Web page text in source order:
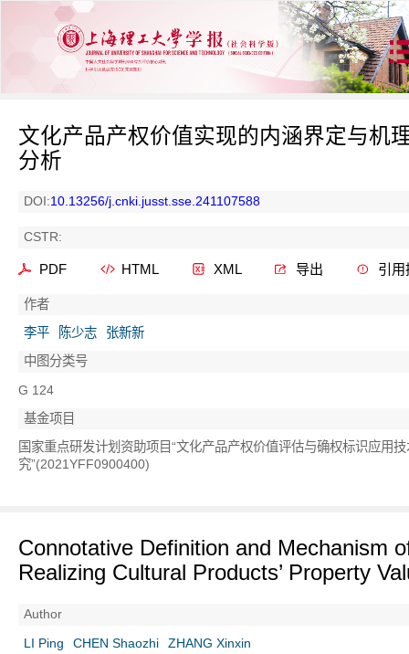
文化产品产权价值实现的内涵界定与机
分析
DOI:10.13256/j.cnki.jusst.sse.241107588
CSTR:
PDF HTML XML 导出 引用
作者
李平
陈少志
张新新
中图分类号
G 124
基金项目
国家重点研发计划资助项目“文化产品产权价值评估与确权标识应用
究”(2021YFF0900400)
Connotative Definition and Mechanism
Realizing Cultural Products’ Property
Author
LI Ping
CHEN Shaozhi ZHANG Xinxin